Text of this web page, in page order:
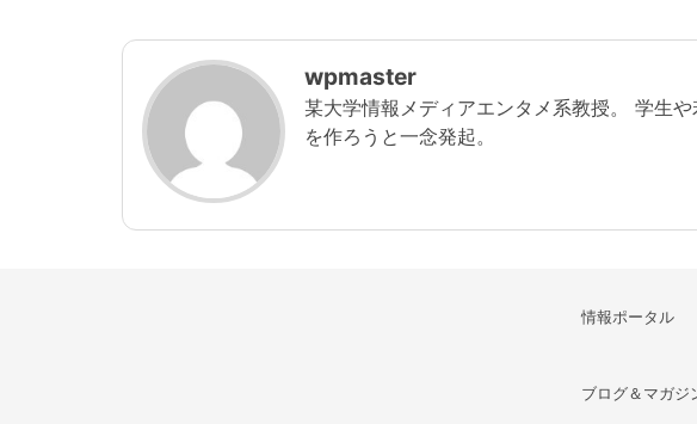
wpmaster
某大学情報メディアエンタメ系教授。 学生
を作ろうと一念発起。
情報ポータル
ブログ＆マガジ